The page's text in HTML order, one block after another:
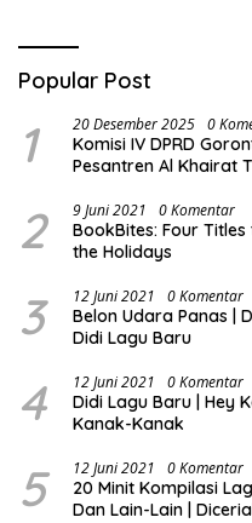
Popular Post
1 20 Desember 2025 0
Komisi IV DPRD
Pesantren Al Khairat
2 9 Juni 2021 0 Komentar
BookBites: Four
the Holidays
3 12 Juni 2021 0 Komentar
Belon Udara Panas |
Didi Lagu Baru
4 12 Juni 2021 0 Komentar
Didi Lagu Baru | Hey
Kanak-Kanak
5 12 Juni 2021 0 Komentar
20 Minit Kompilasi
Dan Lain-Lain |